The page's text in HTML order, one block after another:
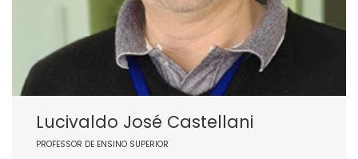
Lucivaldo José Castellani
PROFESSOR DE ENSINO SUPERIOR